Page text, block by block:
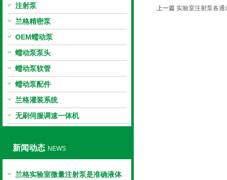
注射泵
兰格精密泵
OEM蠕动泵
蠕动泵泵头
蠕动泵软管
蠕动泵配件
兰格灌装系统
无刷伺服调速一体机
新闻动态 NEWS
兰格实验室微量注射泵是准确液体
上一篇 实验室注射泵各通